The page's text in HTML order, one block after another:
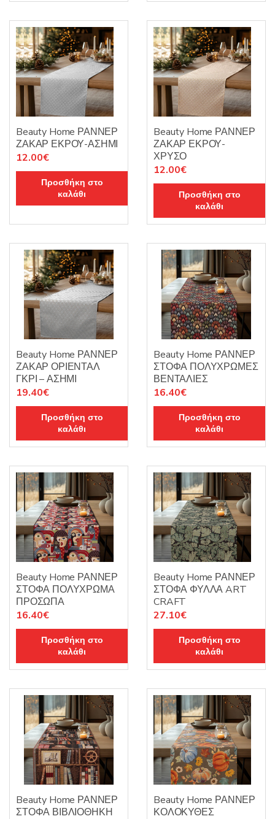
Beauty Home ΡΑΝΝΕΡ
ΖΑΚΑΡ ΕΚΡΟΥ-ΑΣΗΜΙ
12.00€
Προσθήκη στο
καλάθι
Beauty Home ΡΑΝΝΕΡ
ΖΑΚΑΡ ΕΚΡΟΥ-
ΧΡΥΣΟ
12.00€
Προσθήκη στο
καλάθι
Beauty Home ΡΑΝΝΕΡ
ΖΑΚΑΡ ΟΡΙΕΝΤΑΛ
ΓΚΡΙ – ΑΣΗΜΙ
19.40€
Προσθήκη στο
καλάθι
Beauty Home ΡΑΝΝΕΡ
ΣΤΟΦΑ ΠΟΛΥΧΡΩΜΕΣ
ΒΕΝΤΑΛΙΕΣ
16.40€
Προσθήκη στο
καλάθι
Beauty Home ΡΑΝΝΕΡ
ΣΤΟΦΑ ΠΟΛΥΧΡΩΜΑ
ΠΡΟΣΩΠΑ
16.40€
Προσθήκη στο
καλάθι
Beauty Home ΡΑΝΝΕΡ
ΣΤΟΦΑ ΦΥΛΛΑ ART
CRAFT
27.10€
Προσθήκη στο
καλάθι
Beauty Home ΡΑΝΝΕΡ
ΣΤΟΦΑ ΒΙΒΛΙΟΘΗΚΗ
Beauty Home ΡΑΝΝΕΡ
ΚΟΛΟΚΥΘΕΣ